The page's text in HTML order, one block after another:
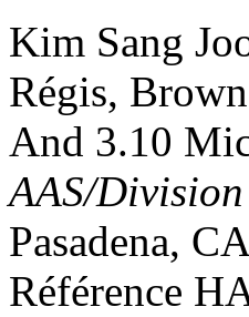
Kim Sang
Régis, Brown
And 3.10
AAS/
Pasadena,
Référence